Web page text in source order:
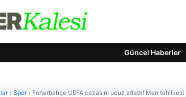
Güncel Haberler
› Spor › Fenerbahçe UEFA cezasını ucuz atlattı! Men